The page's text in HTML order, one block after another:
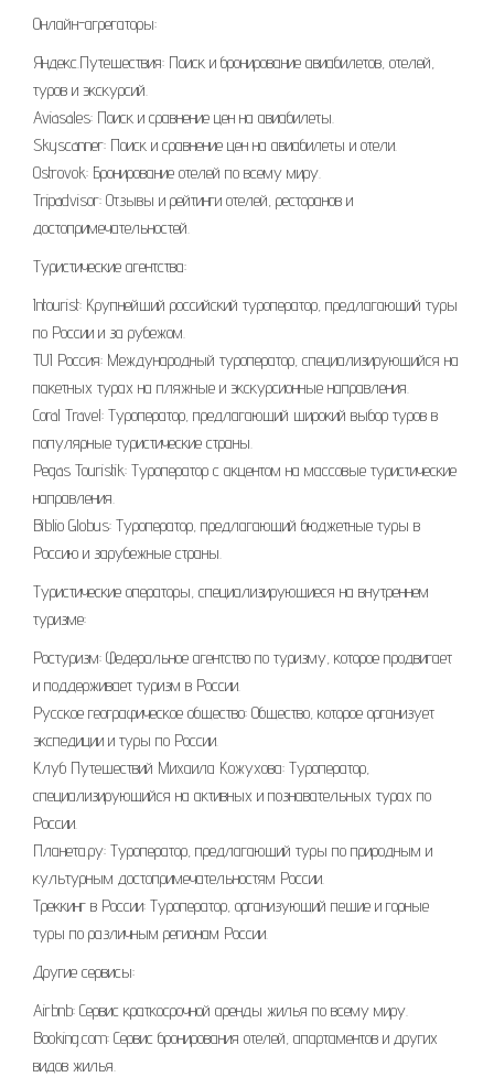
Онлайн-агрегаторы:
Яндекс.Путешествия: Поиск и бронирование авиабилетов, отелей,
туров и экскурсий.
Aviasales: Поиск и сравнение цен на авиабилеты.
Skyscanner: Поиск и сравнение цен на авиабилеты и отели.
Ostrovok: Бронирование отелей по всему миру.
Tripadvisor: Отзывы и рейтинги отелей, ресторанов и
достопримечательностей.
Туристические агентства:
Intourist: Крупнейший российский туроператор, предлагающий туры
по России и за рубежом.
TUI Россия: Международный туроператор, специализирующийся на
пакетных турах на пляжные и экскурсионные направления.
Coral Travel: Туроператор, предлагающий широкий выбор туров в
популярные туристические страны.
Pegas Touristik: Туроператор с акцентом на массовые туристические
направления.
Biblio Globus: Туроператор, предлагающий бюджетные туры в
Россию и зарубежные страны.
Туристические операторы, специализирующиеся на внутреннем
туризме:
Ростуризм: Федеральное агентство по туризму, которое продвигает
и поддерживает туризм в России.
Русское географическое общество: Общество, которое организует
экспедиции и туры по России.
Клуб Путешествий Михаила Кожухова: Туроператор,
специализирующийся на активных и познавательных турах по
России.
Планета.ру: Туроператор, предлагающий туры по природным и
культурным достопримечательностям России.
Треккинг в России: Туроператор, организующий пешие и горные
туры по различным регионам России.
Другие сервисы:
Airbnb: Сервис краткосрочной аренды жилья по всему миру.
Booking.com: Сервис бронирования отелей, апартаментов и других
видов жилья.